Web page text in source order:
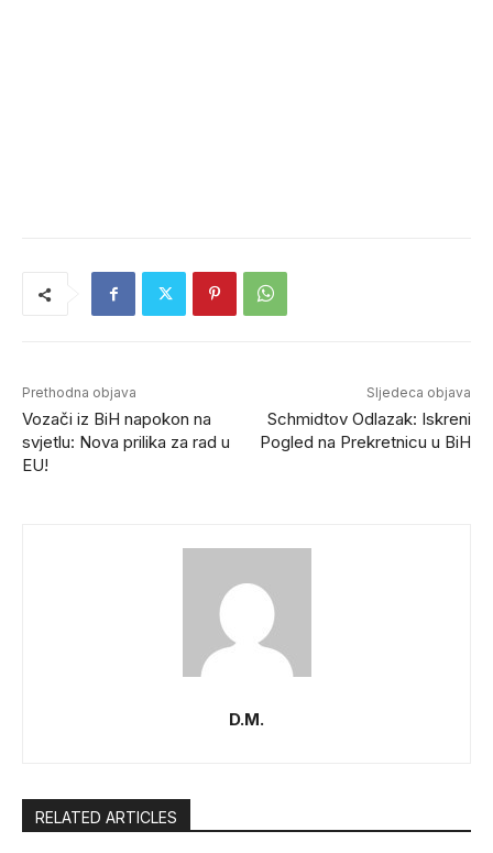
Prethodna objava
Vozači iz BiH napokon na
svjetlu: Nova prilika za rad u
EU!
Sljedeca objava
Schmidtov Odlazak: Iskreni
Pogled na Prekretnicu u BiH
D.M.
RELATED ARTICLES